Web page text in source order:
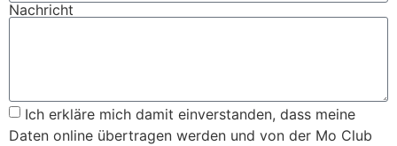
Nachricht
Ich erkläre mich damit einverstanden, dass meine
Daten online übertragen werden und von der Mo Club